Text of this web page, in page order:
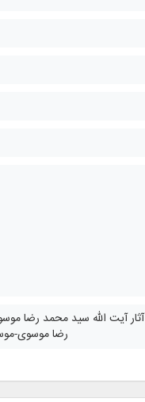
آثار آیت الله سید محمد رضا
رضا موسوی-